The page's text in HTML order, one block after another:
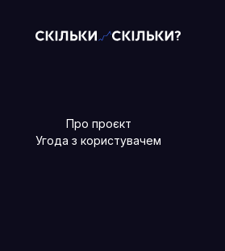
Про проєкт
Угода з користувачем